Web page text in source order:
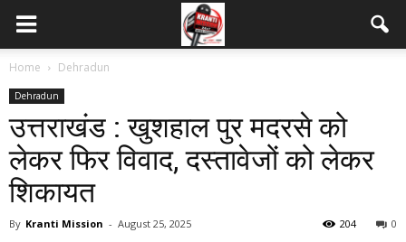
Home Dehradun
Dehradun
उत्तराखंड : खुशहाल पुर मदरसे को
लेकर फिर विवाद, दस्तावेजों को लेकर
शिकायत
By Kranti Mission - August 25, 2025 0
204